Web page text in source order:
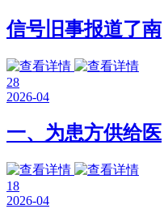
信号旧事报道了南
28
2026-04
一、为患方供给医
18
2026-04